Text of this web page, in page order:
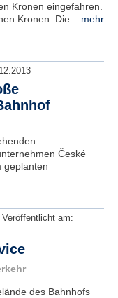
Kronen eingefahren.
Kronen. Die... mehr
České
geplanten
Veröffentlicht am:
des Bahnhofs